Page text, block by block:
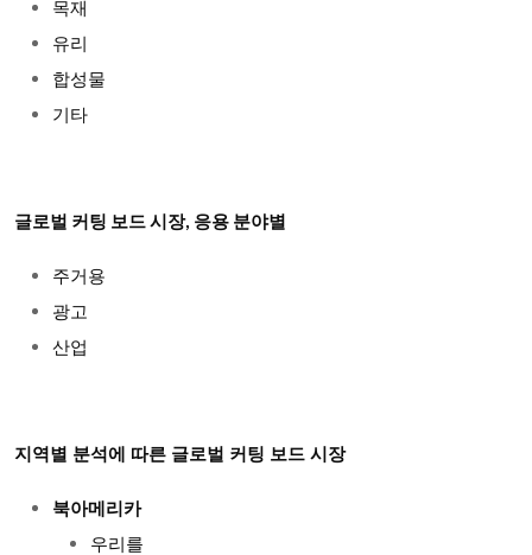
목재
유리
합성물
기타
글로벌 커팅 보드 시장, 응용 분야별
주거용
광고
산업
지역별 분석에 따른 글로벌 커팅 보드 시장
북아메리카
우리를